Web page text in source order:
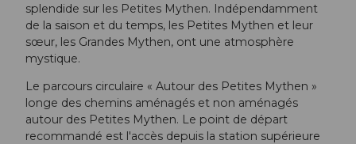
splendide sur les Petites Mythen. Indépendamment
de la saison et du temps, les Petites Mythen et leur
sœur, les Grandes Mythen, ont une atmosphère
mystique.
Le parcours circulaire « Autour des Petites Mythen »
longe des chemins aménagés et non aménagés
autour des Petites Mythen. Le point de départ
recommandé est l'accès depuis la station supérieure